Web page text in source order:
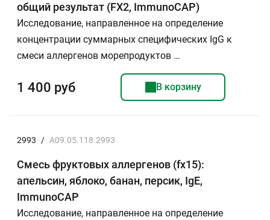
общий результат (FX2, ImmunoCAP)
Исследование, направленное на определение
концентрации суммарных специфических IgG к
смеси аллергенов морепродуктов …
1 400 руб В корзину
2993 / A09.05.118.2993
Смесь фруктовых аллергенов (fx15):
апельсин, яблоко, банан, персик, IgE,
ImmunoCAP
Исследование, направленное на определение